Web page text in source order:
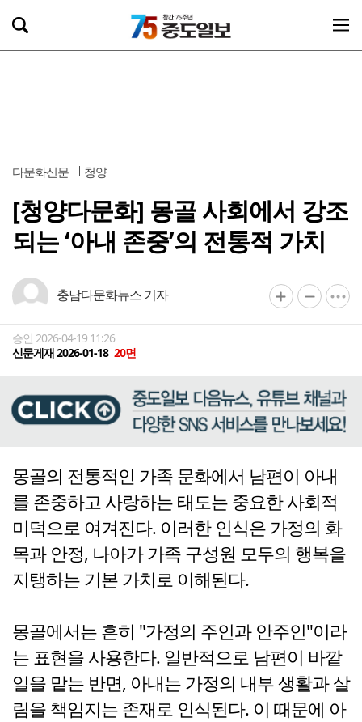
다문화신문 청양
[청양다문화] 몽골 사회에서 강조
되는 ‘아내 존중’의 전통적 가치
충남다문화뉴스 기자
승인 2026-04-19 11:26
신문게재 2026-01-18 20면
몽골의 전통적인 가족 문화에서 남편이 아내
를 존중하고 사랑하는 태도는 중요한 사회적
미덕으로 여겨진다. 이러한 인식은 가정의 화
목과 안정, 나아가 가족 구성원 모두의 행복을
지탱하는 기본 가치로 이해된다.
몽골에서는 흔히 "가정의 주인과 안주인"이라
는 표현을 사용한다. 일반적으로 남편이 바깥
일을 맡는 반면, 아내는 가정의 내부 생활과 살
림을 책임지는 존재로 인식된다. 이 때문에 아